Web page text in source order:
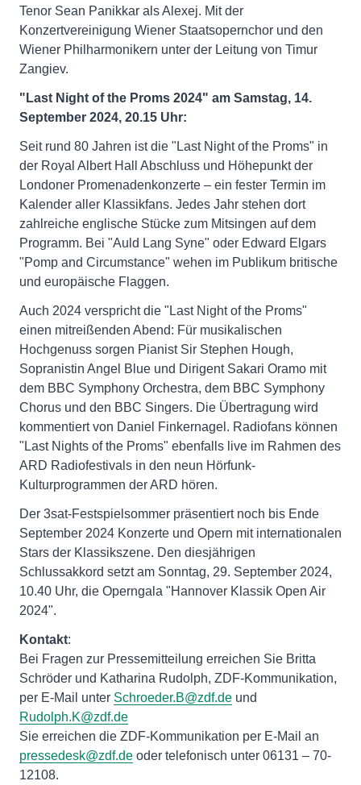
Tenor Sean Panikkar als Alexej. Mit der
Konzertvereinigung Wiener Staatsopernchor und den
Wiener Philharmonikern unter der Leitung von Timur
Zangiev.
"Last Night of the Proms 2024" am Samstag, 14.
September 2024, 20.15 Uhr:
Seit rund 80 Jahren ist die "Last Night of the Proms" in
der Royal Albert Hall Abschluss und Höhepunkt der
Londoner Promenadenkonzerte – ein fester Termin im
Kalender aller Klassikfans. Jedes Jahr stehen dort
zahlreiche englische Stücke zum Mitsingen auf dem
Programm. Bei "Auld Lang Syne" oder Edward Elgars
"Pomp and Circumstance" wehen im Publikum britische
und europäische Flaggen.
Auch 2024 verspricht die "Last Night of the Proms"
einen mitreißenden Abend: Für musikalischen
Hochgenuss sorgen Pianist Sir Stephen Hough,
Sopranistin Angel Blue und Dirigent Sakari Oramo mit
dem BBC Symphony Orchestra, dem BBC Symphony
Chorus und den BBC Singers. Die Übertragung wird
kommentiert von Daniel Finkernagel. Radiofans können
"Last Nights of the Proms" ebenfalls live im Rahmen des
ARD Radiofestivals in den neun Hörfunk-
Kulturprogrammen der ARD hören.
Der 3sat-Festspielsommer präsentiert noch bis Ende
September 2024 Konzerte und Opern mit internationalen
Stars der Klassikszene. Den diesjährigen
Schlussakkord setzt am Sonntag, 29. September 2024,
10.40 Uhr, die Operngala "Hannover Klassik Open Air
2024".
Kontakt:
Bei Fragen zur Pressemitteilung erreichen Sie Britta
Schröder und Katharina Rudolph, ZDF-Kommunikation,
per E-Mail unter Schroeder.B@zdf.de und
Rudolph.K@zdf.de
Sie erreichen die ZDF-Kommunikation per E-Mail an
pressedesk@zdf.de oder telefonisch unter 06131 – 70-
12108.